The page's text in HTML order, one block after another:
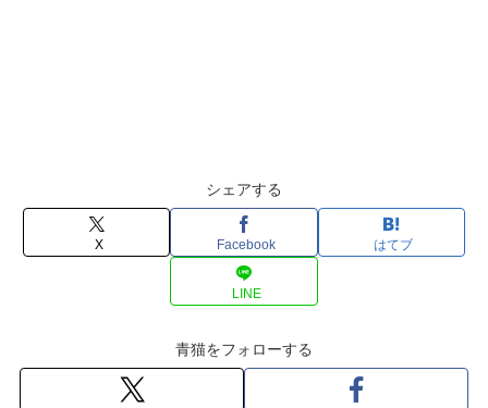
シェアする
X Facebook はてブ
LINE
青猫をフォローする